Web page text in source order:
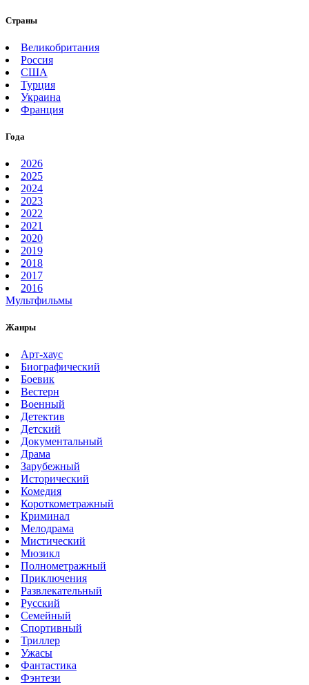
Страны
Великобритания
Россия
США
Турция
Украина
Франция
Года
2026
2025
2024
2023
2022
2021
2020
2019
2018
2017
2016
Мультфильмы
Жанры
Арт-хаус
Биографический
Боевик
Вестерн
Военный
Детектив
Детский
Документальный
Драма
Зарубежный
Исторический
Комедия
Короткометражный
Криминал
Мелодрама
Мистический
Мюзикл
Полнометражный
Приключения
Развлекательный
Русский
Семейный
Спортивный
Триллер
Ужасы
Фантастика
Фэнтези